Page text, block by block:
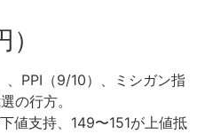
、PPI（9/10）、ミシガン指
の行方。
値支持、149〜151が上値抵